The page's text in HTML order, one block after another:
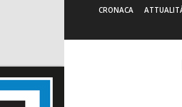
CRONACA